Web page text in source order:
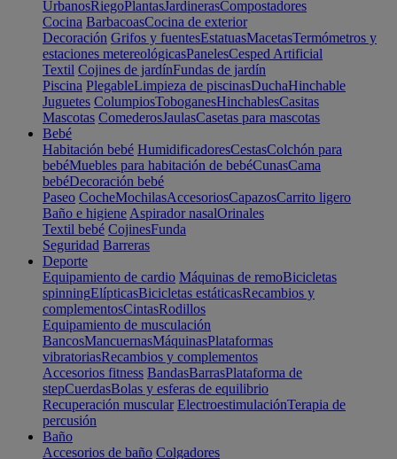
UrbanosRiegoPlantasJardinerasCompostadores
Cocina BarbacoasCocina de exterior
Decoración Grifos y fuentesEstatuasMacetasTermómetros y
estaciones metereológicasPanelesCesped Artificial
Textil Cojines de jardínFundas de jardín
Piscina PlegableLimpieza de piscinasDuchaHinchable
Juguetes ColumpiosToboganesHinchablesCasitas
Mascotas ComederosJaulasCasetas para mascotas
Bebé
Habitación bebé HumidificadoresCestasColchón para
bebéMuebles para habitación de bebéCunasCama
bebéDecoración bebé
Paseo CocheMochilasAccesoriosCapazosCarrito ligero
Baño e higiene Aspirador nasalOrinales
Textil bebé CojinesFunda
Seguridad Barreras
Deporte
Equipamiento de cardio Máquinas de remoBicicletas
spinningElípticasBicicletas estáticasRecambios y
complementosCintasRodillos
Equipamiento de musculación
BancosMancuernasMáquinasPlataformas
vibratoriasRecambios y complementos
Accesorios fitness BandasBarrasPlataforma de
stepCuerdasBolas y esferas de equilibrio
Recuperación muscular ElectroestimulaciónTerapia de
percusión
Baño
Accesorios de baño Colgadores